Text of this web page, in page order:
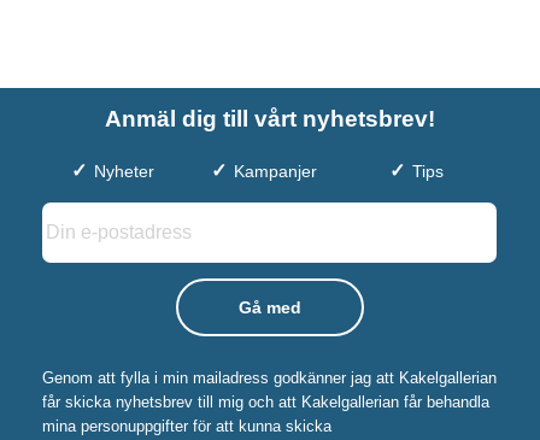
Anmäl dig till vårt nyhetsbrev!
Nyheter Kampanjer Tips
Genom att fylla i min mailadress godkänner jag att Kakelgallerian
får skicka nyhetsbrev till mig och att Kakelgallerian får behandla
mina personuppgifter för att kunna skicka